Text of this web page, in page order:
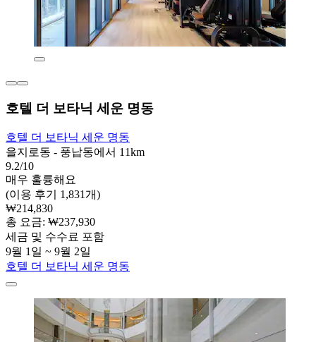
호텔 더 보타닉 세운 명동
호텔 더 보타닉 세운 명동
을지로동 - 풍납동에서 11km
9.2/10
매우 훌륭해요
(이용 후기 1,831개)
₩214,830
총 요금: ₩237,930
세금 및 수수료 포함
9월 1일 ~ 9월 2일
호텔 더 보타닉 세운 명동